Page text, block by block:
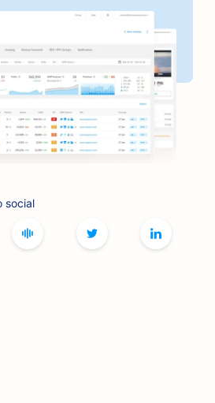
de botox e preenchimento
jogos de tabuleiro
de buffet
social